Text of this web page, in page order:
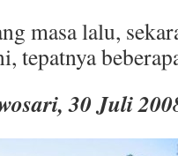
masa lalu,
tepatnya
30 Juli